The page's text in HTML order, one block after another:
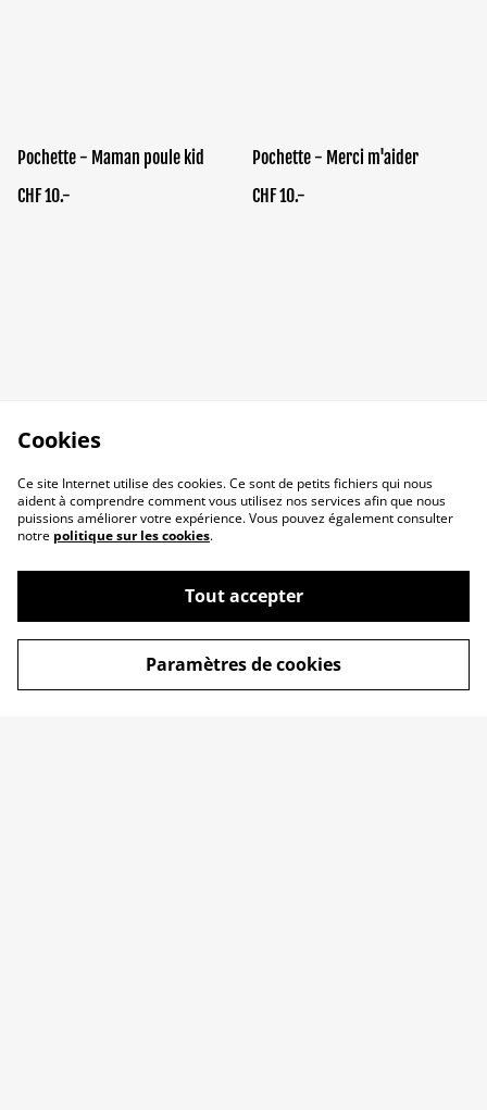
Pochette - Maman poule kid
CHF 10.-
Pochette - Merci m'aider
CHF 10.-
Cookies
Ce site Internet utilise des cookies. Ce sont de petits fichiers qui nous
aident à comprendre comment vous utilisez nos services afin que nous
puissions améliorer votre expérience. Vous pouvez également consulter
notre politique sur les cookies.
Tout accepter
Paramètres de cookies